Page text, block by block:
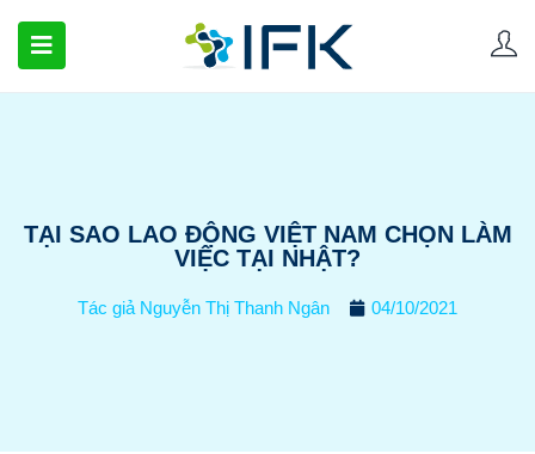
TẠI SAO LAO ĐỘNG VIỆT NAM CHỌN LÀM
VIỆC TẠI NHẬT?
Tác giả Nguyễn Thị Thanh Ngân 04/10/2021